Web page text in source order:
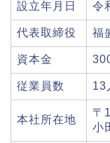
設立年月日 令
代表取締役 福
資本金
従業員数 13
本社所在地
〒
小